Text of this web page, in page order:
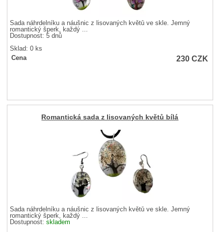
Sada náhrdelníku a náušnic z lisovaných květů ve skle. Jemný
romantický šperk, každý ...
Dostupnost:5 dnů
Sklad: 0 ks
Cena
230CZK
Romantická sada z lisovaných květů bílá
Sada náhrdelníku a náušnic z lisovaných květů ve skle. Jemný
romantický šperk, každý ...
Dostupnost:skladem